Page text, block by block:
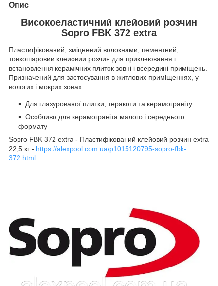
Опис
Високоеластичний клейовий розчин
Sopro FBK 372 extra
Пластифікований, зміцнений волокнами, цементний,
тонкошаровий клейовий розчин для приклеювання і
встановлення керамічних плиток зовні і всередині приміщень.
Призначений для застосування в житлових приміщеннях, у
вологих і мокрих зонах.
Для глазурованої плитки, теракоти та керамограніту
Особливо для керамограніта малого і середнього
формату
Sopro FBK 372 extra - Пластифікований клейовий розчин extra
22,5 кг - https://alexpool.com.ua/p1015120795-sopro-fbk-
372.html